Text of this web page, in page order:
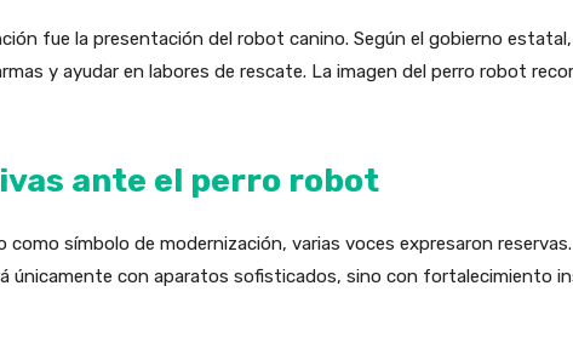
fue la presentación del robot canino. Según el gobierno
y ayudar en labores de rescate. La imagen del perro robot
ante el perro robot
como símbolo de modernización, varias voces expresaron
únicamente con aparatos sofisticados, sino con fortalecimiento